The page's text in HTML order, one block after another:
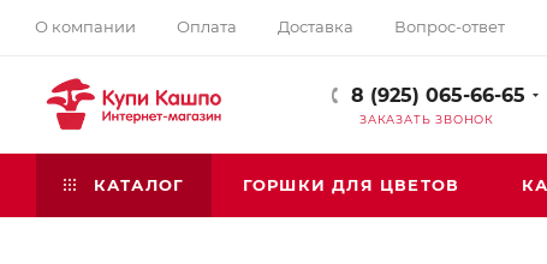
О компании Оплата Доставка Вопрос-ответ
8 (925) 065-66-65
ЗАКАЗАТЬ ЗВОНОК
КАТАЛОГ ГОРШКИ ДЛЯ ЦВЕТОВ